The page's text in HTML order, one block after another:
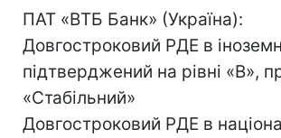
ПАТ «ВТБ Банк» (Україна):
Довгостроковий РДЕ в
підтверджений на рівні «B»,
«Стабільний»
Довгостроковий РДЕ в